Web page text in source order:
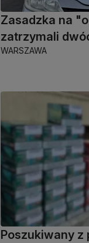
Zasadzka na
zatrzymali
WARSZAWA
Poszukiwany z